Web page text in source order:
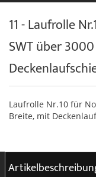
11 - Laufrolle
SWT über
Laufrolle Nr.10 für
Breite, mit